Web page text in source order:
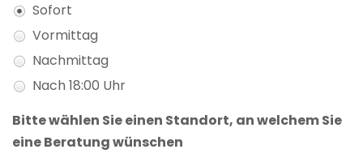
Sofort
Vormittag
Nachmittag
Nach 18:00 Uhr
Bitte wählen Sie einen Standort, an welchem Sie
eine Beratung wünschen